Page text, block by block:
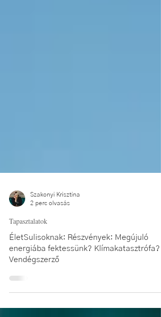
2 perc olvasás
Tapasztalatok
ÉletSulisoknak: Részvények: Megújuló
energiába fektessünk? Klímakatasztrófa?
Vendégszerző